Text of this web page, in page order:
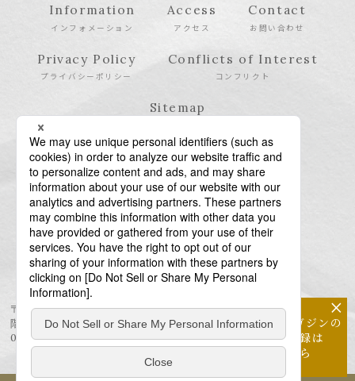
Information
インフォメーション
Access
アクセス
Contact
お問い合わせ
Privacy Policy
プライバシーポリシー
Conflicts of Interest
コンフリクト
Sitemap
〒106-6123 東京都港区六本木6-10-1 六本木ヒルズ森タワー23
階
03-6438-5511（代表） / 03-6438-5611（特許・商標）
×
メールマガジンの
配信登録は
こちら